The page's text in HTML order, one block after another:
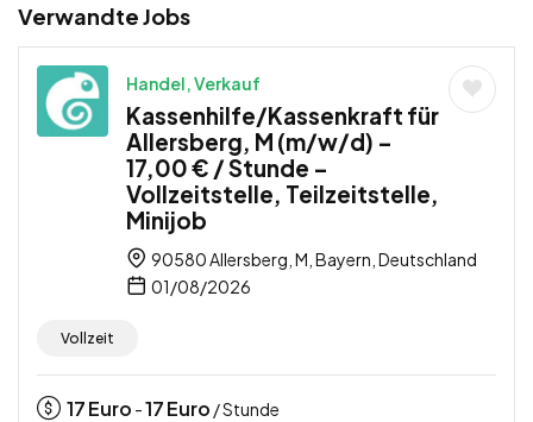
Verwandte Jobs
Handel, Verkauf
Kassenhilfe/Kassenkraft für
Allersberg, M (m/w/d) –
17,00 € / Stunde –
Vollzeitstelle, Teilzeitstelle,
Minijob
90580 Allersberg, M, Bayern, Deutschland
01/08/2026
Vollzeit
17Euro -17Euro / Stunde